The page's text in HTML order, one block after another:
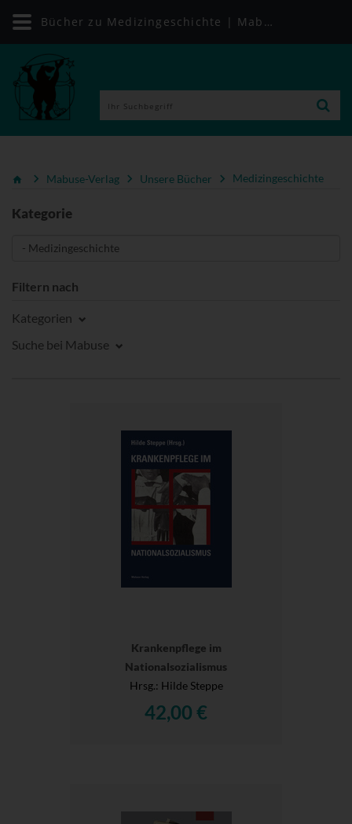
Mabuse-Verlag Unsere Bücher Medizingeschichte
Kategorie
Filtern nach
Kategorien
Suche bei Mabuse
Krankenpflege im
Nationalsozialismus
Hrsg.: Hilde Steppe
42,00 €
Bücher zu Medizingeschichte | Mabuse-Verlag